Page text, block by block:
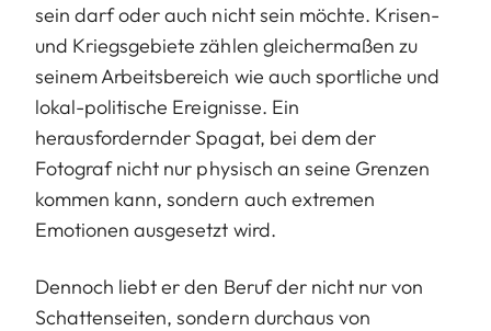
sein darf oder auch nicht sein möchte. Krisen-
und Kriegsgebiete zählen gleichermaßen zu
seinem Arbeitsbereich wie auch sportliche und
lokal-politische Ereignisse. Ein
herausfordernder Spagat, bei dem der
Fotograf nicht nur physisch an seine Grenzen
kommen kann, sondern auch extremen
Emotionen ausgesetzt wird.
Dennoch liebt er den Beruf der nicht nur von
Schattenseiten, sondern durchaus von